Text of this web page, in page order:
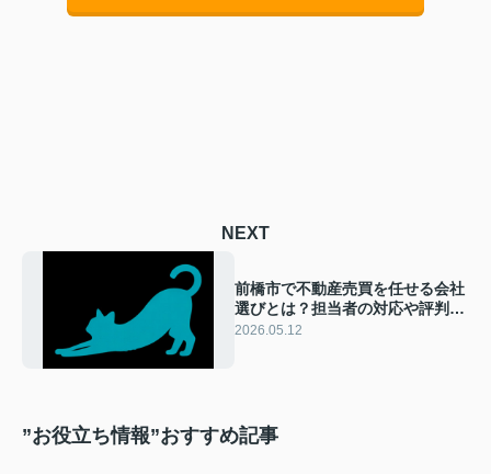
NEXT
前橋市で不動産売買を任せる会社
選びとは？担当者の対応や評判か
ら信頼できる不動産会社を見極め
2026.05.12
”お役立ち情報”おすすめ記事